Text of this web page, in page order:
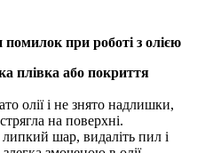
при роботі з олією
плівка або покриття
олії і не знято надлишки,
на поверхні.
шар, видаліть пил і